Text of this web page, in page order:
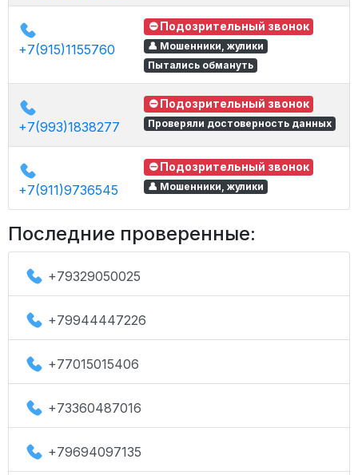
+7(915)1155760
⛔ Подозрительный звонок
👤 Мошенники, жулики
Пытались обмануть
+7(993)1838277
⛔ Подозрительный звонок
Проверяли достоверность данных
+7(911)9736545
⛔ Подозрительный звонок
👤 Мошенники, жулики
Последние проверенные:
+79329050025
+79944447226
+77015015406
+73360487016
+79694097135